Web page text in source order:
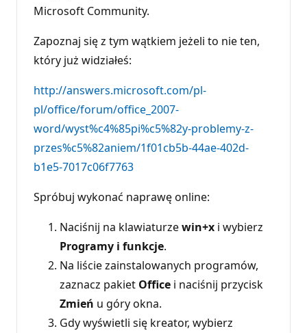
Microsoft Community.
Zapoznaj się z tym wątkiem jeżeli to nie ten,
który już widziałeś:
http://answers.microsoft.com/pl-
pl/office/forum/office_2007-
word/wyst%c4%85pi%c5%82y-problemy-z-
przes%c5%82aniem/1f01cb5b-44ae-402d-
b1e5-7017c06f7763
Spróbuj wykonać naprawę online:
Naciśnij na klawiaturzewin+x i wybierz
Programy i funkcje.
Na liście zainstalowanych programów,
zaznacz pakiet Office i naciśnij przycisk
Zmień u góry okna.
Gdy wyświetli się kreator, wybierz